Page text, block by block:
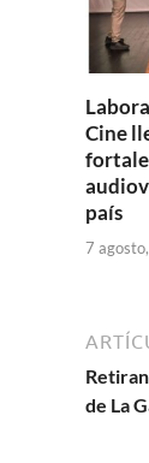
Cine
país
7
de La